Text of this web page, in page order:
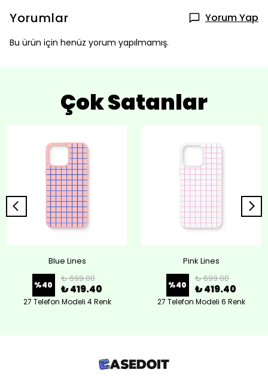
Yorumlar Yorum Yap
Bu ürün için henüz yorum yapılmamış.
Çok Satanlar
Blue Lines
%40
₺ 699.00
₺ 419.40
27 Telefon Modeli 4 Renk
Pink Lines
%40
₺ 699.00
₺ 419.40
27 Telefon Modeli 6 Renk